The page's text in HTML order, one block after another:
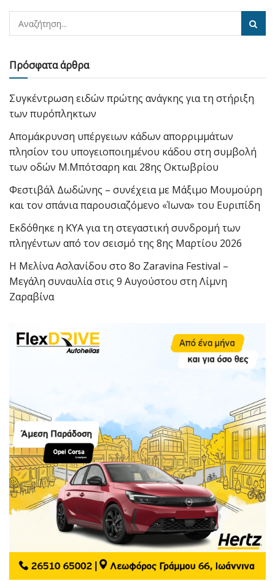
Πρόσφατα άρθρα
Συγκέντρωση ειδών πρώτης ανάγκης για τη στήριξη
των πυρόπληκτων
Απομάκρυνση υπέργειων κάδων απορριμμάτων
πλησίον του υπογειοποιημένου κάδου στη συμβολή
των οδών Μ.Μπότσαρη και 28ης Οκτωβρίου
Φεστιβάλ Δωδώνης – συνέχεια με Μάξιμο Μουμούρη
και τον σπάνια παρουσιαζόμενο «Ίωνα» του Ευριπίδη
Εκδόθηκε η ΚΥΑ για τη στεγαστική συνδρομή των
πληγέντων από τον σεισμό της 8ης Μαρτίου 2026
Η Μελίνα Ασλανίδου στο 8ο Zaravina Festival –
Μεγάλη συναυλία στις 9 Αυγούστου στη Λίμνη
Ζαραβίνα